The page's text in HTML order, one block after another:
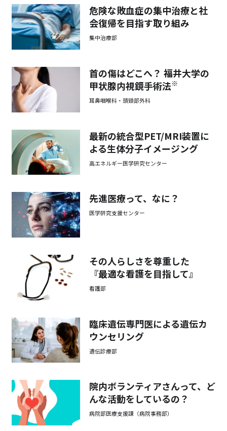
危険な敗血症の集中治療と社
会復帰を目指す取り組み
集中治療部
首の傷はどこへ？ 福井大学の
甲状腺内視鏡手術法※
耳鼻咽喉科・頭頸部外科
最新の統合型PET/MRI装置に
よる生体分子イメージング
高エネルギー医学研究センター
先進医療って、なに？
医学研究支援センター
その人らしさを尊重した
『最適な看護を目指して』
看護部
臨床遺伝専門医による遺伝カ
ウンセリング
遺伝診療部
院内ボランティアさんって、ど
んな活動をしているの？
病院部医療支援課（病院事務部）